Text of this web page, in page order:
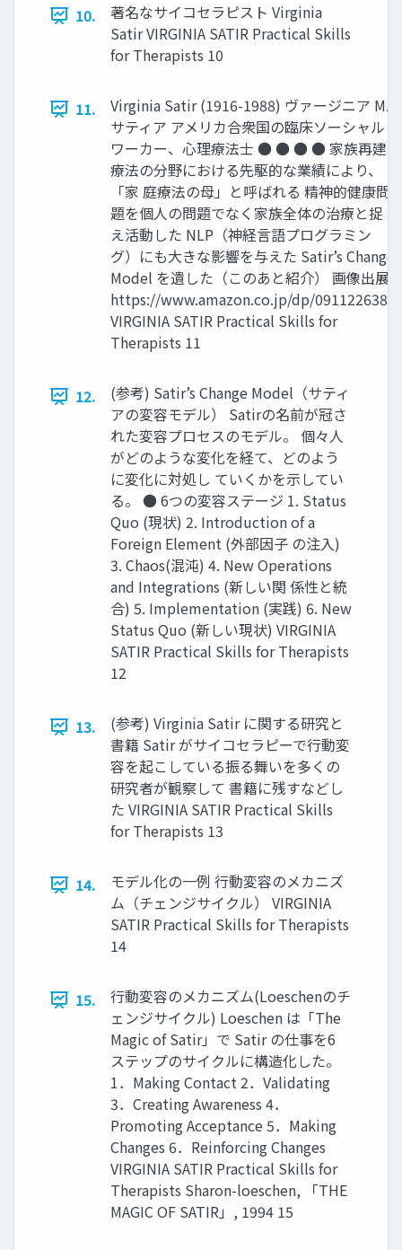
10.
著名なサイコセラピスト Virginia
Satir VIRGINIA SATIR Practical Skills
for Therapists 10
11.
Virginia Satir (1916-1988) ヴァージニア M.
サティア アメリカ合衆国の臨床ソーシャル
ワーカー、心理療法士 ● ● ● ● 家族再建
療法の分野における先駆的な業績により、
「家 庭療法の母」と呼ばれる 精神的健康問
題を個人の問題でなく家族全体の治療と捉
え活動した NLP（神経言語プログラミン
グ）にも大きな影響を与えた Satir’s Change
Model を遺した（このあと紹介） 画像出展:
https://www.amazon.co.jp/dp/0911226389
VIRGINIA SATIR Practical Skills for
Therapists 11
12.
(参考) Satir’s Change Model（サティ
アの変容モデル） Satirの名前が冠さ
れた変容プロセスのモデル。 個々人
がどのような変化を経て、どのよう
に変化に対処し ていくかを示してい
る。 ● 6つの変容ステージ 1. Status
Quo (現状) 2. Introduction of a
Foreign Element (外部因子 の注入)
3. Chaos(混沌) 4. New Operations
and Integrations (新しい関 係性と統
合) 5. Implementation (実践) 6. New
Status Quo (新しい現状) VIRGINIA
SATIR Practical Skills for Therapists
12
13.
(参考) Virginia Satir に関する研究と
書籍 Satir がサイコセラピーで行動変
容を起こしている振る舞いを多くの
研究者が観察して 書籍に残すなどし
た VIRGINIA SATIR Practical Skills
for Therapists 13
14.
モデル化の一例 行動変容のメカニズ
ム（チェンジサイクル） VIRGINIA
SATIR Practical Skills for Therapists
14
15.
行動変容のメカニズム(Loeschenのチ
ェンジサイクル) Loeschen は「The
Magic of Satir」で Satir の仕事を6
ステップのサイクルに構造化した。
1．Making Contact 2．Validating
3．Creating Awareness 4．
Promoting Acceptance 5．Making
Changes 6．Reinforcing Changes
VIRGINIA SATIR Practical Skills for
Therapists Sharon-loeschen, 「THE
MAGIC OF SATIR」, 1994 15